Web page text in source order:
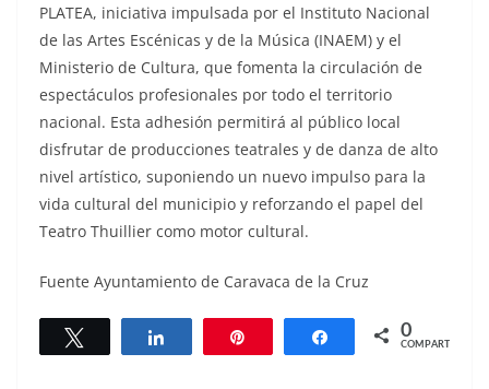
PLATEA, iniciativa impulsada por el Instituto Nacional
de las Artes Escénicas y de la Música (INAEM) y el
Ministerio de Cultura, que fomenta la circulación de
espectáculos profesionales por todo el territorio
nacional. Esta adhesión permitirá al público local
disfrutar de producciones teatrales y de danza de alto
nivel artístico, suponiendo un nuevo impulso para la
vida cultural del municipio y reforzando el papel del
Teatro Thuillier como motor cultural.
Fuente Ayuntamiento de Caravaca de la Cruz
Twittear Compartir Compartir
0
COMPARTIR